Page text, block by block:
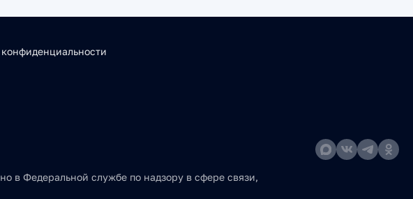
в Федеральной службе по надзору в сфере связи,